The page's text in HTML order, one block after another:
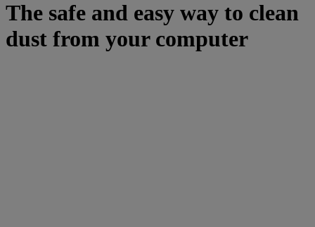
The safe and easy way to clean
dust from your computer